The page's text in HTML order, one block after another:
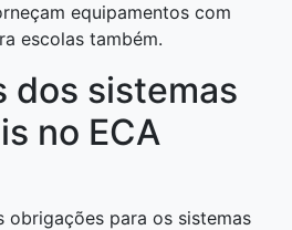
equipamentos com
escolas também.
dos sistemas
no ECA
obrigações para os sistemas